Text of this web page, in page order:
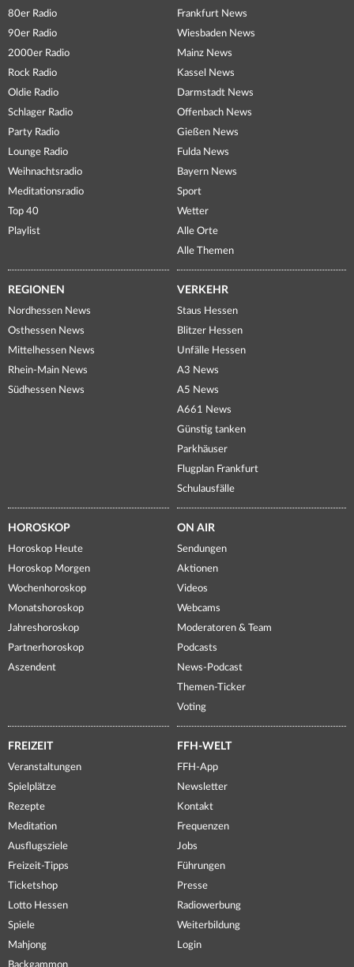
80er Radio
90er Radio
2000er Radio
Rock Radio
Oldie Radio
Schlager Radio
Party Radio
Lounge Radio
Weihnachtsradio
Meditationsradio
Top 40
Playlist
Frankfurt News
Wiesbaden News
Mainz News
Kassel News
Darmstadt News
Offenbach News
Gießen News
Fulda News
Bayern News
Sport
Wetter
Alle Orte
Alle Themen
REGIONEN
Nordhessen News
Osthessen News
Mittelhessen News
Rhein-Main News
Südhessen News
VERKEHR
Staus Hessen
Blitzer Hessen
Unfälle Hessen
A3 News
A5 News
A661 News
Günstig tanken
Parkhäuser
Flugplan Frankfurt
Schulausfälle
HOROSKOP
Horoskop Heute
Horoskop Morgen
Wochenhoroskop
Monatshoroskop
Jahreshoroskop
Partnerhoroskop
Aszendent
ON AIR
Sendungen
Aktionen
Videos
Webcams
Moderatoren & Team
Podcasts
News-Podcast
Themen-Ticker
Voting
FREIZEIT
Veranstaltungen
Spielplätze
Rezepte
Meditation
Ausflugsziele
Freizeit-Tipps
Ticketshop
Lotto Hessen
Spiele
Mahjong
Backgammon
FFH-WELT
FFH-App
Newsletter
Kontakt
Frequenzen
Jobs
Führungen
Presse
Radiowerbung
Weiterbildung
Login